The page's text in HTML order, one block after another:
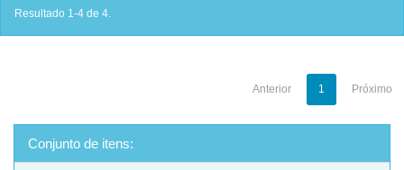
Resultado 1-4 de 4.
Anterior 1 Próximo
Conjunto de itens: